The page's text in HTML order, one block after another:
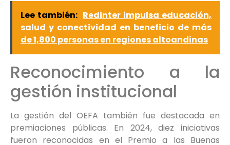
Lee también: Redinter impulsa educación,
salud y conectividad en beneficio de más
de 1,800 personas en regiones altoandinas
Reconocimiento a la
gestión institucional
La gestión del OEFA también fue destacada en
premiaciones públicas. En 2024, diez iniciativas
fueron reconocidas en el Premio a las Buenas